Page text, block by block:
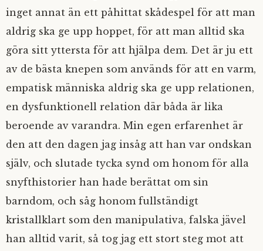
inget annat än ett påhittat skådespel för att man
aldrig ska ge upp hoppet, för att man alltid ska
göra sitt yttersta för att hjälpa dem. Det är ju ett
av de bästa knepen som används för att en varm,
empatisk människa aldrig ska ge upp relationen,
en dysfunktionell relation där båda är lika
beroende av varandra. Min egen erfarenhet är
den att den dagen jag insåg att han var ondskan
själv, och slutade tycka synd om honom för alla
snyfthistorier han hade berättat om sin
barndom, och såg honom fullständigt
kristallklart som den manipulativa, falska jävel
han alltid varit, så tog jag ett stort steg mot att